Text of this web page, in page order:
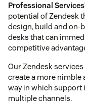
Professional Services
potential of Zendesk
design, build and on-
desks that can
competitive
Our Zendesk
create a more
way in which support
multiple channels.